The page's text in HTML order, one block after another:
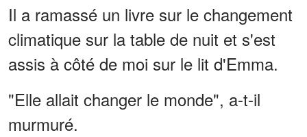
Il a ramassé un livre sur le changement
climatique sur la table de nuit et s'est
assis à côté de moi sur le lit d'Emma.
"Elle allait changer le monde", a-t-il
murmuré.